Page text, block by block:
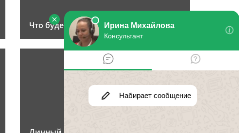
Что будет за избиение